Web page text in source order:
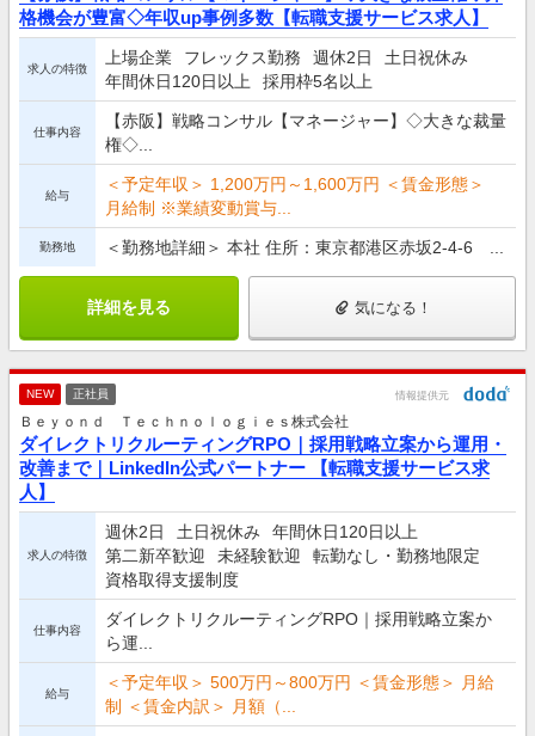
格機会が豊富◇年収up事例多数【転職支援サービス求人】
求人の特徴
上場企業 フレックス勤務 週休2日
土日祝休み
年間休日120日以上
採用枠5名以上
仕事内容
【赤阪】戦略コンサル【マネージャー】◇大きな裁量
権◇...
給与
＜予定年収＞ 1,200万円～1,600万円 ＜賃金形態＞
月給制 ※業績変動賞与...
勤務地 ＜勤務地詳細＞ 本社 住所：東京都港区赤坂2-4-6 ...
詳細を見る 気になる！
NEW 正社員 情報提供元
Ｂｅｙｏｎｄ Ｔｅｃｈｎｏｌｏｇｉｅｓ株式会社
ダイレクトリクルーティングRPO｜採用戦略立案から運用・
改善まで｜LinkedIn公式パートナー 【転職支援サービス求
人】
求人の特徴
週休2日 土日祝休み
年間休日120日以上
第二新卒歓迎
未経験歓迎
転勤なし・勤務地限定
資格取得支援制度
仕事内容
ダイレクトリクルーティングRPO｜採用戦略立案か
ら運...
給与
＜予定年収＞ 500万円～800万円 ＜賃金形態＞ 月給
制 ＜賃金内訳＞ 月額（...